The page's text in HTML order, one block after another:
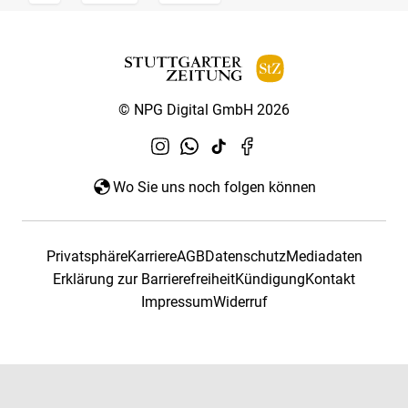
© NPG Digital GmbH 2026
Wo Sie uns noch folgen können
PrivatsphäreKarriereAGBDatenschutzMediadaten
Erklärung zur BarrierefreiheitKündigungKontakt
ImpressumWiderruf